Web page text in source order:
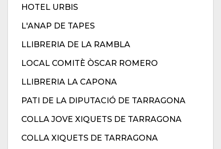
HOTEL URBIS
L'ANAP DE TAPES
LLIBRERIA DE LA RAMBLA
LOCAL COMITÈ ÒSCAR ROMERO
LLIBRERIA LA CAPONA
PATI DE LA DIPUTACIÓ DE TARRAGONA
COLLA JOVE XIQUETS DE TARRAGONA
COLLA XIQUETS DE TARRAGONA